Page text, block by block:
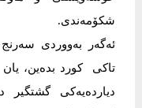
شكۆمه‌ندی‌.
ئه‌گه‌ر به‌ووردی‌
تاكی‌ كورد بده‌ین، یان
دیارده‌یه‌كی‌ گشتگیر